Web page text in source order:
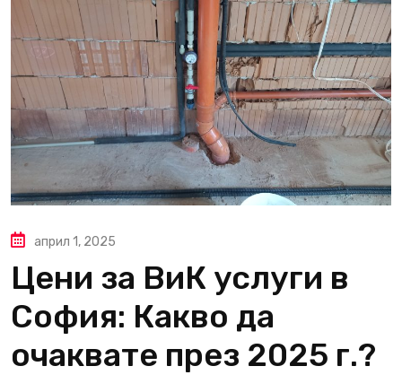
април 1, 2025
Цени за ВиК услуги в
София: Какво да
очаквате през 2025 г.?